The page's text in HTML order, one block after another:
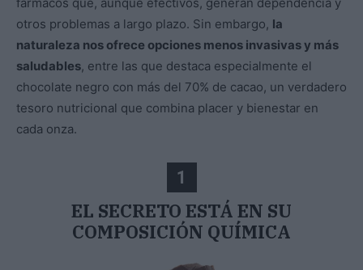
otros problemas a largo plazo. Sin embargo, la
naturaleza nos ofrece opciones menos invasivas y más
saludables, entre las que destaca especialmente el
chocolate negro con más del 70% de cacao, un verdadero
tesoro nutricional que combina placer y bienestar en
cada onza.
1
EL SECRETO ESTÁ EN SU
COMPOSICIÓN QUÍMICA